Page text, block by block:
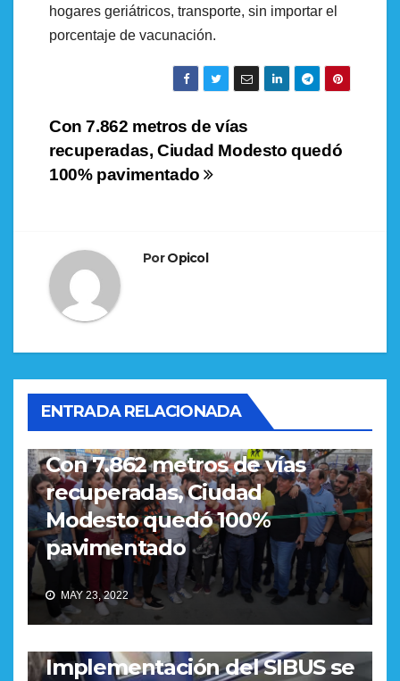
hogares geriátricos, transporte, sin importar el
porcentaje de vacunación.
Navegación
de
Con 7.862 metros de vías
recuperadas, Ciudad Modesto quedó
100% pavimentado
PorOpicol
ENTRADA RELACIONADA
Con 7.862 metros de vías
recuperadas, Ciudad
Modesto quedó 100%
pavimentado
MAY 23, 2022
Implementación del SIBUS se